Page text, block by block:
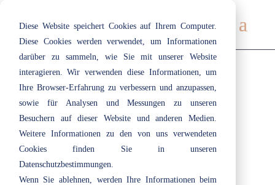
Diese Website speichert Cookies auf Ihrem Computer.
Diese Cookies werden verwendet, um Informationen
darüber zu sammeln, wie Sie mit unserer Website
interagieren. Wir verwenden diese Informationen, um
Ihre Browser-Erfahrung zu verbessern und anzupassen,
sowie für Analysen und Messungen zu unseren
Besuchern auf dieser Website und anderen Medien.
Weitere Informationen zu den von uns verwendeten
Cookies finden Sie in unseren
Datenschutzbestimmungen.
Wenn Sie ablehnen, werden Ihre Informationen beim
308 | Olive
Nov. 24, 2020|Beige ,Braun,Grün
307 | Fern
Nov. 24, 2020|Blau,Grün